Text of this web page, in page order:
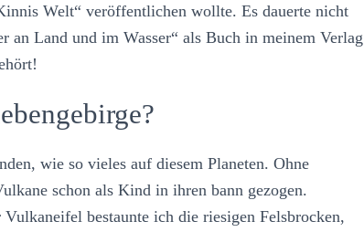
Welt“ veröffentlichen wollte. Es dauerte nicht
an Land und im Wasser“ als Buch in meinem Verlag
wie so vieles auf diesem Planeten. Ohne
schon als Kind in ihren bann gezogen.
bestaunte ich die riesigen Felsbrocken,